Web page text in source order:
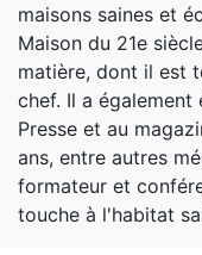
maisons saines et
Maison du 21e
matière, dont il est
chef. Il a
Presse et au
ans, entre autres
formateur et
touche à l'habitat